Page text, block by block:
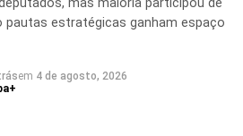
multinacional. A meta é fazer
da Danone no Brasil avance em
pela matriz francesa nos
mas maioria participou de
estratégicas ganham espaço
em 4 de agosto, 2026